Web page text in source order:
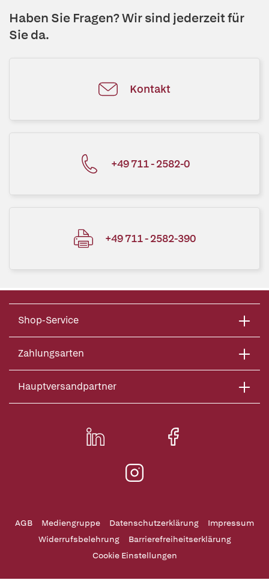
Haben Sie Fragen? Wir sind jederzeit für
Sie da.
Kontakt
+49 711 - 2582-0
+49 711 - 2582-390
Shop-Service
Zahlungsarten
Hauptversandpartner
AGB Mediengruppe Datenschutzerklärung
Impressum
Widerrufsbelehrung
Barrierefreiheitserklärung
Cookie Einstellungen